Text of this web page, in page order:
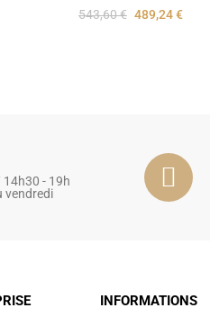
543,60 € 489,24 €
14h30 - 19h
vendredi
INFORMATIONS